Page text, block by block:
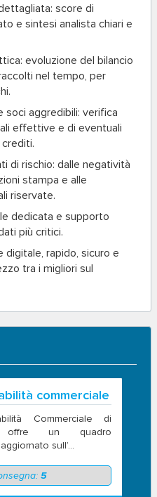
: score di
e sintesi analista chiari e
: evoluzione del bilancio
nel tempo, per
soci aggredibili: verifica
effettive e di eventuali
di rischio: dalle negatività
stampa e alle
riservate.
dedicata e supporto
più critici.
digitale, rapido, sicuro e
tra i migliori sul
commerciale
Commerciale di
offre un quadro
sull’...
5